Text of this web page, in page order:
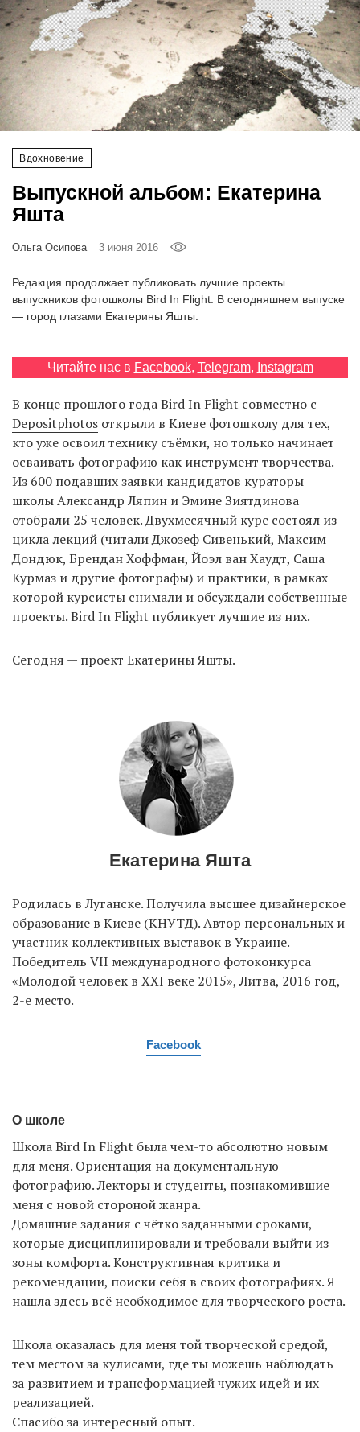
EN
UA
Вдохновение
Выпускной альбом: Екатерина
Яшта
Ольга Осипова 3 июня 2016
Редакция продолжает публиковать лучшие проекты
выпускников фотошколы Bird In Flight. В сегодняшнем выпуске
— город глазами Екатерины Яшты.
Читайте нас в Facebook, Telegram, Instagram
В конце прошлого года Bird In Flight совместно с
Depositphotos открыли в Киеве фотошколу для тех,
кто уже освоил технику съёмки, но только начинает
осваивать фотографию как инструмент творчества.
Из 600 подавших заявки кандидатов кураторы
школы Александр Ляпин и Эмине Зиятдинова
отобрали 25 человек. Двухмесячный курс состоял из
цикла лекций (читали Джозеф Сивенький, Максим
Дондюк, Брендан Хоффман, Йоэл ван Хаудт, Саша
Курмаз и другие фотографы) и практики, в рамках
которой курсисты снимали и обсуждали собственные
проекты. Bird In Flight публикует лучшие из них.
Сегодня — проект Екатерины Яшты.
Екатерина Яшта
Родилась в Луганске. Получила высшее дизайнерское
образование в Киеве (КНУТД). Автор персональных и
участник коллективных выставок в Украине.
Победитель VII международного фотоконкурса
«Молодой человек в XXI веке 2015», Литва, 2016 год,
2-е место.
Facebook
О школе
Школа Bird In Flight была чем-то абсолютно новым
для меня. Ориентация на документальную
фотографию. Лекторы и студенты, познакомившие
меня с новой стороной жанра.
Домашние задания с чётко заданными сроками,
которые дисциплинировали и требовали выйти из
зоны комфорта. Конструктивная критика и
рекомендации, поиски себя в своих фотографиях. Я
нашла здесь всё необходимое для творческого роста.
Школа оказалась для меня той творческой средой,
тем местом за кулисами, где ты можешь наблюдать
за развитием и трансформацией чужих идей и их
реализацией.
Спасибо за интересный опыт.